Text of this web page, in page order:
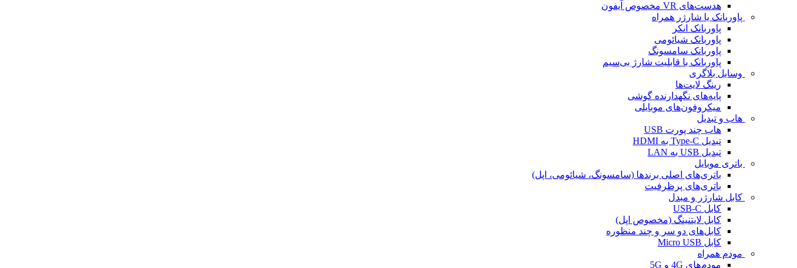
هدست‌های VR مخصوص آیفون
پاوربانک یا شارژر همراه
پاوربانک انکر
پاوربانک شیائومی
پاوربانک سامسونگ
پاوربانک با قابلیت شارژ بی‌سیم
وسایل بلاگری
رینگ لایت‌ها
پایه‌های نگهدارنده گوشی
میکروفون‌های موبایلی
هاب و تبدیل
هاب چند پورت USB
تبدیل Type-C به HDMI
تبدیل USB به LAN
باتری موبایل
باتری‌های اصلی برندها (سامسونگ، شیائومی، اپل)
باتری‌های پرظرفیت
کابل شارژر و مبدل
کابل USB-C
کابل لایتنینگ (مخصوص اپل)
کابل‌های دو سر و چند منظوره
کابل Micro USB
مودم همراه
مودم‌های 4G و 5G